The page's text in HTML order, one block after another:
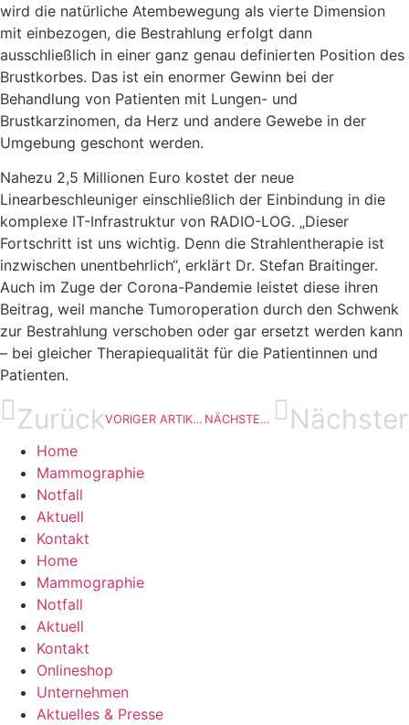
wird die natürliche Atembewegung als vierte Dimension
mit einbezogen, die Bestrahlung erfolgt dann
ausschließlich in einer ganz genau definierten Position des
Brustkorbes. Das ist ein enormer Gewinn bei der
Behandlung von Patienten mit Lungen- und
Brustkarzinomen, da Herz und andere Gewebe in der
Umgebung geschont werden.
Nahezu 2,5 Millionen Euro kostet der neue
Linearbeschleuniger einschließlich der Einbindung in die
komplexe IT-Infrastruktur von RADIO-LOG. „Dieser
Fortschritt ist uns wichtig. Denn die Strahlentherapie ist
inzwischen unentbehrlich“, erklärt Dr. Stefan Braitinger.
Auch im Zuge der Corona-Pandemie leistet diese ihren
Beitrag, weil manche Tumoroperation durch den Schwenk
zur Bestrahlung verschoben oder gar ersetzt werden kann
– bei gleicher Therapiequalität für die Patientinnen und
Patienten.
Zurück VORIGER ARTIKEL NÄCHSTER ARTIKEL Nächster
Home
Mammographie
Notfall
Aktuell
Kontakt
Home
Mammographie
Notfall
Aktuell
Kontakt
Onlineshop
Unternehmen
Aktuelles & Presse